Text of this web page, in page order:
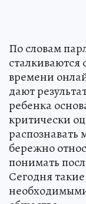
По словам
сталкиваются
времени
дают
ребенка
критически
бережно
понимать
Сегодня